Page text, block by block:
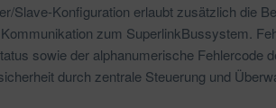
Slave-Konfiguration erlaubt zusätzlich die
zum SuperlinkBussystem.
sowie der alphanumerische Fehlercode
durch zentrale Steuerung und